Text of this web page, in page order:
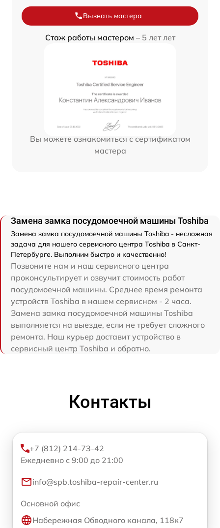
Вызвать мастера
Стаж работы мастером – 5 лет лет
Вы можете ознакомиться с сертификатом
мастера
Замена замка посудомоечной машины Toshiba
Замена замка посудомоечной машины Toshiba - несложная
задача для нашего сервисного центра Toshiba в Санкт-
Петербурге. Выполним быстро и качественно!
Позвоните нам и наш сервисного центра
проконсультирует и озвучит стоимость работ
посудомоечной машины. Среднее время ремонта
устройств Toshiba в нашем сервисном - 2 часа.
Замена замка посудомоечной машины Toshiba
выполняется на выезде, если не требует сложного
ремонта. Наш курьер доставит устройство в
сервисный центр Toshiba и обратно.
Контакты
+7 (812) 214-73-42
Ежедневно с 9:00 до 21:00
info@spb.toshiba-repair-center.ru
Основной офис
Набережная Обводного канала, 118к7